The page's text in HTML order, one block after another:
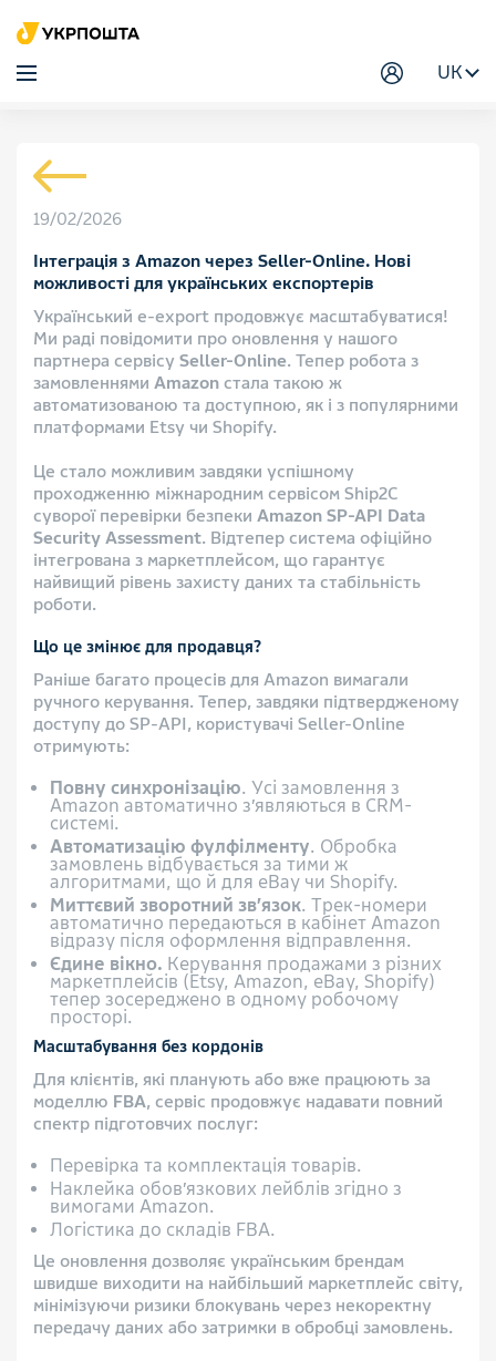
UK
19/02/2026
Інтеграція з Amazon через Seller-Online. Нові
можливості для українських експортерів
Український e-export продовжує масштабуватися!
Ми раді повідомити про оновлення у нашого
партнера сервісу Seller-Online. Тепер робота з
замовленнями Amazon стала такою ж
автоматизованою та доступною, як і з популярними
платформами Etsy чи Shopify.
Це стало можливим завдяки успішному
проходженню міжнародним сервісом Ship2C
суворої перевірки безпеки Amazon SP-API Data
Security Assessment. Відтепер система офіційно
інтегрована з маркетплейсом, що гарантує
найвищий рівень захисту даних та стабільність
роботи.
Що це змінює для продавця?
Раніше багато процесів для Amazon вимагали
ручного керування. Тепер, завдяки підтвердженому
доступу до SP-API, користувачі Seller-Online
отримують:
Повну синхронізацію. Усі замовлення з
Amazon автоматично з’являються в CRM-
системі.
Автоматизацію фулфілменту. Обробка
замовлень відбувається за тими ж
алгоритмами, що й для eBay чи Shopify.
Миттєвий зворотний зв’язок. Трек-номери
автоматично передаються в кабінет Amazon
відразу після оформлення відправлення.
Єдине вікно. Керування продажами з різних
маркетплейсів (Etsy, Amazon, eBay, Shopify)
тепер зосереджено в одному робочому
просторі.
Масштабування без кордонів
Для клієнтів, які планують або вже працюють за
моделлю FBA, сервіс продовжує надавати повний
спектр підготовчих послуг:
Перевірка та комплектація товарів.
Наклейка обов’язкових лейблів згідно з
вимогами Amazon.
Логістика до складів FBA.
Це оновлення дозволяє українським брендам
швидше виходити на найбільший маркетплейс світу,
мінімізуючи ризики блокувань через некоректну
передачу даних або затримки в обробці замовлень.